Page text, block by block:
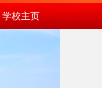
学校主页